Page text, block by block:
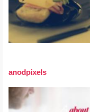
anodpixels